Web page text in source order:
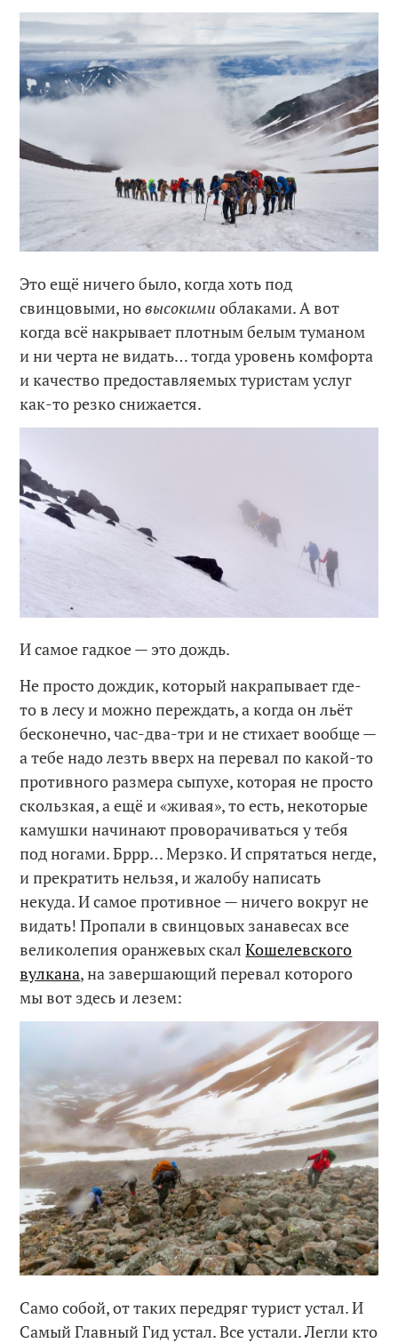
Это ещё ничего было, когда хоть под
свинцовыми, новысокими облаками. А вот
когда всё накрывает плотным белым туманом
и ни черта не видать… тогда уровень комфорта
и качество предоставляемых туристам услуг
как-то резко снижается.
И самое гадкое — это дождь.
Не просто дождик, который накрапывает где-
то в лесу и можно переждать, а когда он льёт
бесконечно, час-два-три и не стихает вообще —
а тебе надо лезть вверх на перевал по какой-то
противного размера сыпухе, которая не просто
скользкая, а ещё и «живая», то есть, некоторые
камушки начинают проворачиваться у тебя
под ногами. Бррр… Мерзко. И спрятаться негде,
и прекратить нельзя, и жалобу написать
некуда. И самое противное — ничего вокруг не
видать! Пропали в свинцовых занавесах все
великолепия оранжевых скалКошелевского
вулкана, на завершающий перевал которого
мы вот здесь и лезем:
Само собой, от таких передряг турист устал. И
Самый Главный Гид устал. Все устали. Легли кто